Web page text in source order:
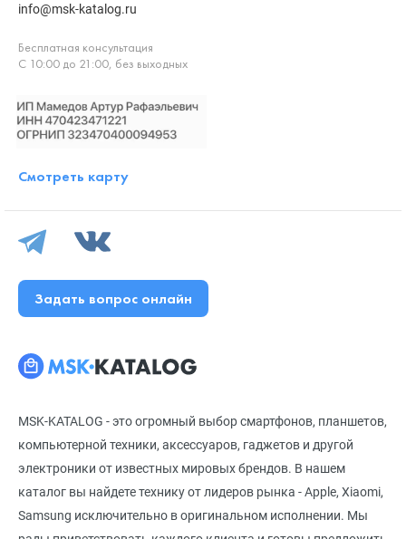
MSK-KATALOG - это огромный выбор смартфонов, планшетов,
компьютерной техники, аксессуаров, гаджетов и другой
электроники от известных мировых брендов. В нашем
каталог вы найдете технику от лидеров рынка - Apple, Xiaomi,
Samsung исключительно в оригинальном исполнении. Мы
info@msk-katalog.ru
Бесплатная консультация
С 10:00 до 21:00, без выходных
Смотреть карту
Задать вопрос онлайн